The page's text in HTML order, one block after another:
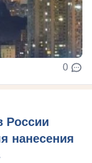
0
России
нанесения